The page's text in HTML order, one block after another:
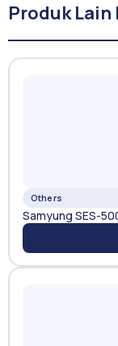
Produk
Others
Samyung SES-